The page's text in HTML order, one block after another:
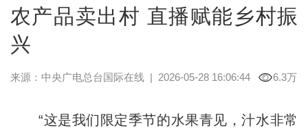
农产品卖出村 直播赋能乡村振
兴
来源：中央广电总台国际在线| 2026-05-28 16:06:44 6.3万
“这是我们限定季节的水果青见，汁水非常